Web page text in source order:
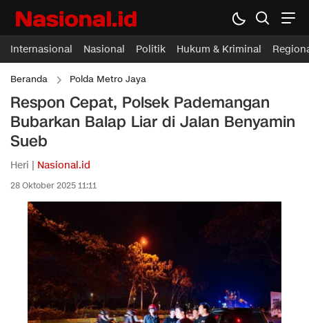
Internasional Nasional Politik Hukum & Kriminal
Beranda Polda Metro Jaya
Respon Cepat, Polsek Pademangan
Bubarkan Balap Liar di Jalan Benyamin
Sueb
Heri | Nasional.id
28 Oktober 2025 11:11